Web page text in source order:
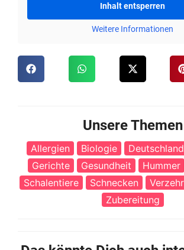
Inhalt entsperren
Weitere Informationen
Unsere Themen
Allergien Biologie Deutschland
Gerichte
Gesundheit Hummer
Schalentiere
Schnecken Verzehr
Zubereitung